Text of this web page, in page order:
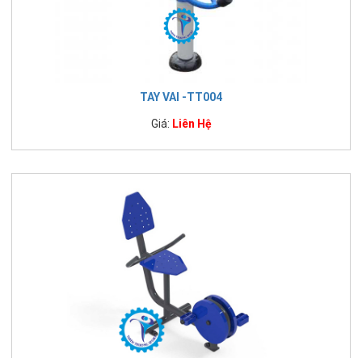
TAY VAI -TT004
Giá: Liên Hệ